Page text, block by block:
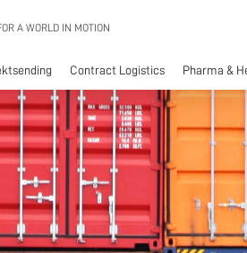
A WORLD IN MOTION
Contract Logistics Pharma &